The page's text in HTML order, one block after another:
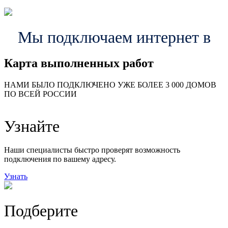
Мы подключаем интернет в
Карта выполненных работ
НАМИ БЫЛО ПОДКЛЮЧЕНО УЖЕ БОЛЕЕ 3 000 ДОМОВ
ПО ВСЕЙ РОССИИ
57
29
99
48
Узнайте
Наши специалисты быстро проверят возможность
подключения по вашему адресу.
Узнать
Подберите